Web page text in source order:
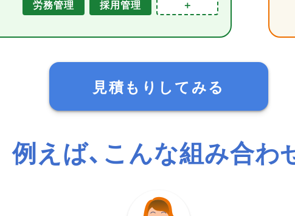
労務管理
採用管理 ＋
見積もりしてみる
例えば、こんな組み合わ